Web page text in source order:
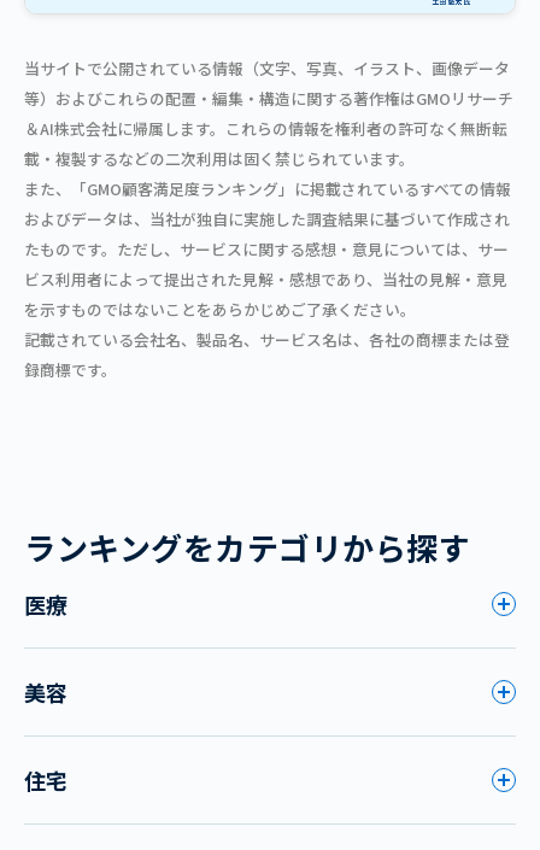
当サイトで公開されている情報（文字、写真、イラスト、画像データ
等）およびこれらの配置・編集・構造に関する著作権はGMOリサーチ
＆AI株式会社に帰属します。これらの情報を権利者の許可なく無断転
載・複製するなどの二次利用は固く禁じられています。
また、「GMO顧客満足度ランキング」に掲載されているすべての情報
およびデータは、当社が独自に実施した調査結果に基づいて作成され
たものです。ただし、サービスに関する感想・意見については、サー
ビス利用者によって提出された見解・感想であり、当社の見解・意見
を示すものではないことをあらかじめご了承ください。
記載されている会社名、製品名、サービス名は、各社の商標または登
録商標です。
ランキングをカテゴリから探す
医療
美容
住宅